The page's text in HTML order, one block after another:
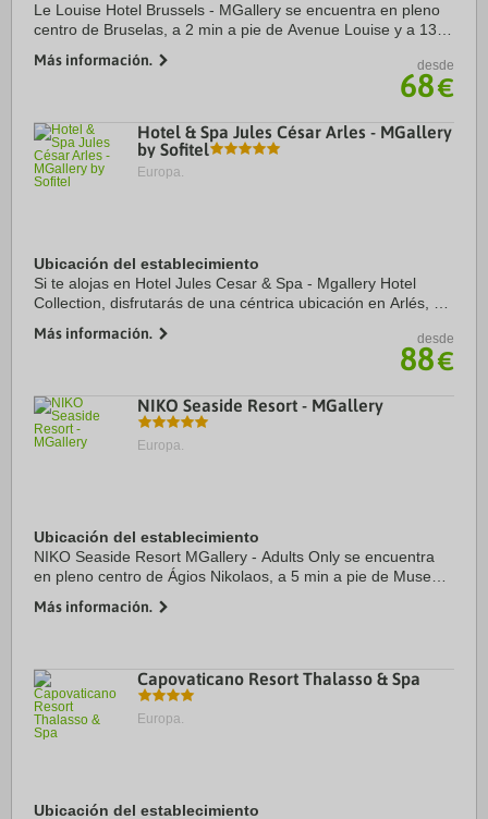
Le Louise Hotel Brussels - MGallery se encuentra en pleno
centro de Bruselas, a 2 min a pie de Avenue Louise y a 13
familias se encuentra a 2,1 km de ...
Más información. desde
68€
Hotel & Spa Jules César Arles - MGallery
by Sofitel
Europa.
Ubicación del establecimiento
Si te alojas en Hotel Jules Cesar & Spa - Mgallery Hotel
Collection, disfrutarás de una céntrica ubicación en Arlés, a
Además, este hotel de 5 ...
Más información. desde
88€
NIKO Seaside Resort - MGallery
Europa.
Ubicación del establecimiento
NIKO Seaside Resort MGallery - Adults Only se encuentra
en pleno centro de Ágios Nikolaos, a 5 min a pie de Museo
Voulismeni. Además, este hotel de playa se ...
Más información.
Capovaticano Resort Thalasso & Spa
Europa.
Ubicación del establecimiento